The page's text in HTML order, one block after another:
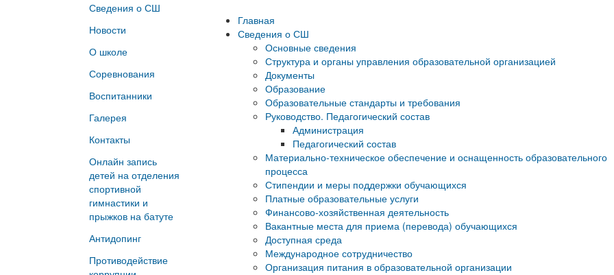
Сведения о СШ
Новости
О школе
Соревнования
Воспитанники
Галерея
Контакты
Онлайн запись
детей на отделения
спортивной
гимнастики и
прыжков на батуте
Антидопинг
Противодействие
Главная
Сведения о СШ
Основные сведения
Структура и органы управления образовательной организацией
Документы
Образование
Образовательные стандарты и требования
Руководство. Педагогический состав
Администрация
Педагогический состав
Материально-техническое обеспечение и оснащенность образовательного
процесса
Стипендии и меры поддержки обучающихся
Платные образовательные услуги
Финансово-хозяйственная деятельность
Вакантные места для приема (перевода) обучающихся
Доступная среда
Международное сотрудничество
Организация питания в образовательной организации